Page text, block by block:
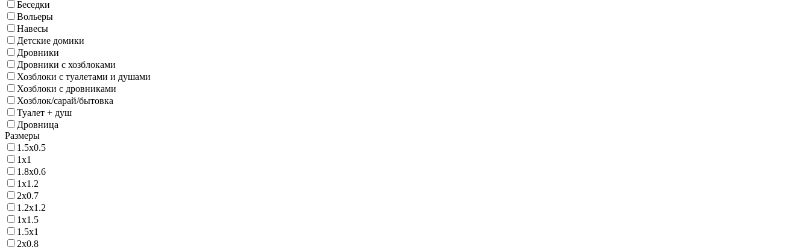
Беседки
Вольеры
Навесы
Детские домики
Дровники
Дровники с хозблоками
Хозблоки с туалетами и душами
Хозблоки с дровниками
Хозблок/сарай/бытовка
Туалет + душ
Дровница
Размеры
1.5х0.5
1х1
1.8х0.6
1х1.2
2х0.7
1.2х1.2
1х1.5
1.5х1
2х0.8